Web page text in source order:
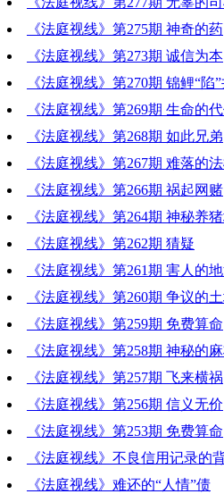
《法庭视线》第275期 神奇的药
《法庭视线》第273期 诚信为本
《法庭视线》第270期 锦鲤“陷
《法庭视线》第269期 生命的
《法庭视线》第268期 如此兄弟
《法庭视线》第267期 难落的
《法庭视线》第266期 祸起网赌
《法庭视线》第264期 神秘养
《法庭视线》第262期 猜疑
《法庭视线》第261期 害人的
《法庭视线》第260期 争议的
《法庭视线》第259期 免费算命
《法庭视线》第258期 神秘的
《法庭视线》第257期 飞来横祸
《法庭视线》第256期 信义无价
《法庭视线》第253期 免费算命
《法庭视线》不良信用记录的
《法庭视线》难还的“人情”债